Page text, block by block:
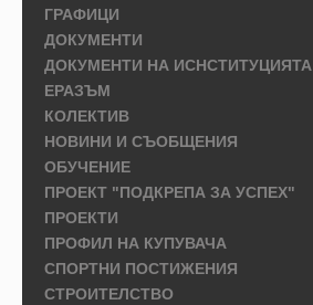
ГРАФИЦИ
ДОКУМЕНТИ
ДОКУМЕНТИ НА ИСНСТИТУЦИЯТА
ЕРАЗЪМ
КОЛЕКТИВ
НОВИНИ И СЪОБЩЕНИЯ
ОБУЧЕНИЕ
ПРОЕКТ "ПОДКРЕПА ЗА УСПЕХ"
ПРОЕКТИ
ПРОФИЛ НА КУПУВАЧА
СПОРТНИ ПОСТИЖЕНИЯ
СТРОИТЕЛСТВО